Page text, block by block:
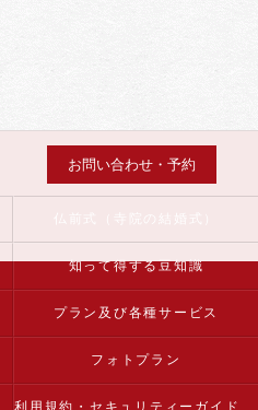
お問い合わせ・予約
知って得する豆知識
プラン及び各種サービス
フォトプラン